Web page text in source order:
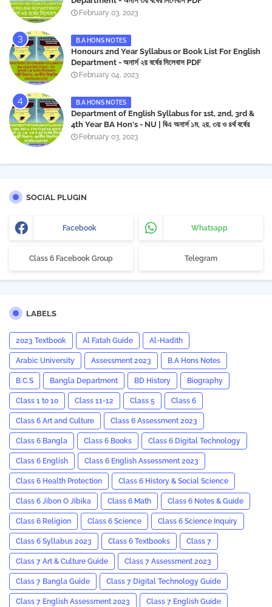
February 03, 2023
B.A HONS NOTES
Honours 2nd Year Syllabus or Book List For English
Department - অনার্স ২য় বর্ষের সিলেবাস PDF
February 04, 2023
B.A HONS NOTES
Department of English Syllabus for 1st, 2nd, 3rd &
4th Year BA Hon's - NU | বিএ অনার্স ১ম, ২য়, ৩য় ও ৪র্থ বর্ষের
সিলেবাস (ইংরেজী বিভাগ)- জাতীয় বিশ্ববিদ্যালয় | Download PDF
February 03, 2023
SOCIAL PLUGIN
Facebook Whatsapp
Class 6 Facebook Group Telegram
LABELS
2023 Textbook Al Fatah Guide Al-Hadith
Arabic University Assessment 2023 B.A Hons Notes
B.C.S Bangla Department BD History Biography
Class 1 to 10 Class 11-12 Class 5 Class 6
Class 6 Art and Culture Class 6 Assessment 2023
Class 6 Bangla Class 6 Books Class 6 Digital Technology
Class 6 English Class 6 English Assessment 2023
Class 6 Health Protection Class 6 History & Social Science
Class 6 Jibon O Jibika Class 6 Math Class 6 Notes & Guide
Class 6 Religion Class 6 Science Class 6 Science Inquiry
Class 6 Syllabus 2023 Class 6 Textbooks Class 7
Class 7 Art & Culture Guide Class 7 Assessment 2023
Class 7 Bangla Guide Class 7 Digital Technology Guide
Class 7 English Assessment 2023 Class 7 English Guide